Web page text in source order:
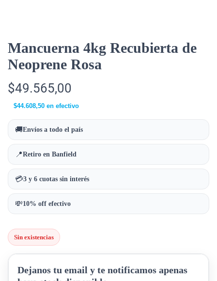
Mancuerna 4kg Recubierta de
Neoprene Rosa
$49.565,00
$44.608,50 en efectivo
🚚Envíos a todo el país
📍Retiro en Banfield
💳3 y 6 cuotas sin interés
💸10% off efectivo
Sin existencias
Dejanos tu email y te notificamos apenas